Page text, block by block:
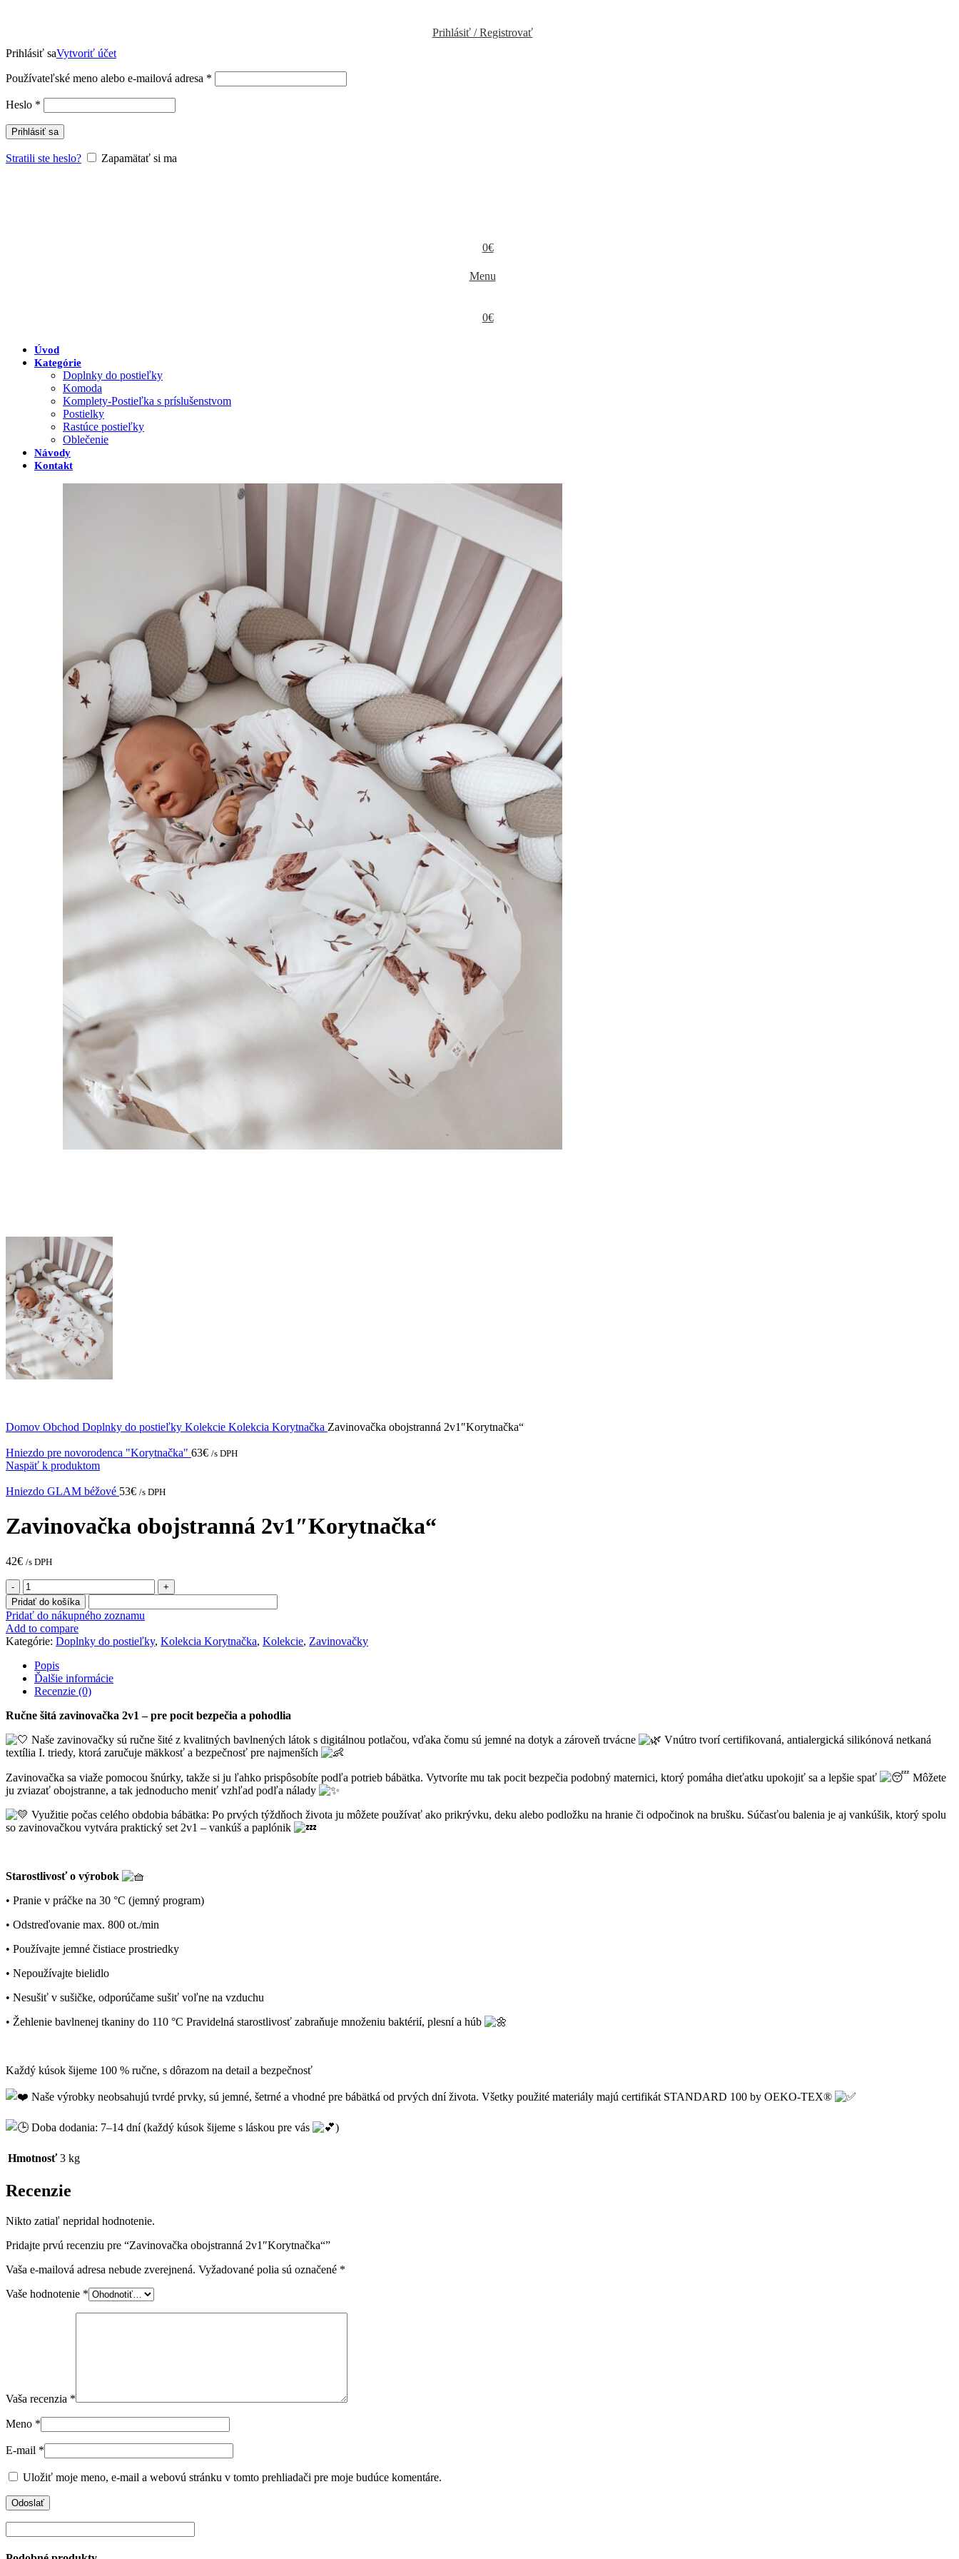
Prihlásiť / Registrovať
Prihlásiť saVytvoriť účet
Používateľské meno alebo e-mailová adresa *
Heslo *
Prihlásiť sa
Stratili ste heslo? Zapamätať si ma
0€
Menu
0€
Úvod
Kategórie
Doplnky do postieľky
Komoda
Komplety-Postieľka s príslušenstvom
Postielky
Rastúce postieľky
Oblečenie
Návody
Kontakt
Domov Obchod Doplnky do postieľky Kolekcie Kolekcia Korytnačka Zavinovačka obojstranná 2v1″Korytnačka“
Hniezdo pre novorodenca "Korytnačka" 63€ /s DPH
Naspäť k produktom
Hniezdo GLAM béžové 53€ /s DPH
Zavinovačka obojstranná 2v1″Korytnačka“
42€ /s DPH
množstvo
Zavinovačka
obojstranná
2v1"Korytnačka"
Pridať do košíka
Pridať do nákupného zoznamu
Add to compare
Kategórie: Doplnky do postieľky, Kolekcia Korytnačka, Kolekcie, Zavinovačky
Popis
Ďalšie informácie
Recenzie (0)
Ručne šitá zavinovačka 2v1 – pre pocit bezpečia a pohodlia
Naše zavinovačky sú ručne šité z kvalitných bavlnených látok s digitálnou potlačou, vďaka čomu sú jemné na dotyk a zároveň trvácne
Vnútro tvorí certifikovaná, antialergická silikónová netkaná
textília I. triedy, ktorá zaručuje mäkkosť a bezpečnosť pre najmenších
Zavinovačka sa viaže pomocou šnúrky, takže si ju ľahko prispôsobíte podľa potrieb bábätka. Vytvoríte mu tak pocit bezpečia podobný maternici, ktorý pomáha dieťatku upokojiť sa a lepšie spať
Môžete
ju zviazať obojstranne, a tak jednoducho meniť vzhľad podľa nálady
Využitie počas celého obdobia bábätka: Po prvých týždňoch života ju môžete používať ako prikrývku, deku alebo podložku na hranie či odpočinok na brušku. Súčasťou balenia je aj vankúšik, ktorý spolu
so zavinovačkou vytvára praktický set 2v1 – vankúš a paplónik
Starostlivosť o výrobok
• Pranie v práčke na 30 °C (jemný program)
• Odstreďovanie max. 800 ot./min
• Používajte jemné čistiace prostriedky
• Nepoužívajte bielidlo
• Nesušiť v sušičke, odporúčame sušiť voľne na vzduchu
• Žehlenie bavlnenej tkaniny do 110 °C Pravidelná starostlivosť zabraňuje množeniu baktérií, plesní a húb
Každý kúsok šijeme 100 % ručne, s dôrazom na detail a bezpečnosť
Naše výrobky neobsahujú tvrdé prvky, sú jemné, šetrné a vhodné pre bábätká od prvých dní života. Všetky použité materiály majú certifikát STANDARD 100 by OEKO-TEX®
Doba dodania: 7–14 dní (každý kúsok šijeme s láskou pre vás )
Hmotnosť 3 kg
Recenzie
Nikto zatiaľ nepridal hodnotenie.
Pridajte prvú recenziu pre “Zavinovačka obojstranná 2v1″Korytnačka“”
Vaša e-mailová adresa nebude zverejnená. Vyžadované polia sú označené *
Vaše hodnotenie *
Vaša recenzia *
Meno *
E-mail *
Uložiť moje meno, e-mail a webovú stránku v tomto prehliadači pre moje budúce komentáre.